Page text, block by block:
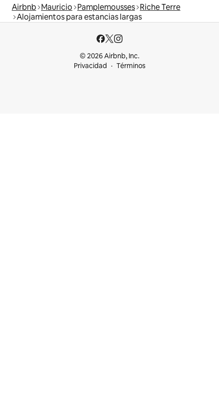
Airbnb Mauricio Pamplemousses Riche Terre
Alojamientos para estancias largas
© 2026 Airbnb, Inc.
Privacidad
Términos